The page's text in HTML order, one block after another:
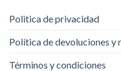
Politica de privacidad
Política de devoluciones y
Términos y condiciones